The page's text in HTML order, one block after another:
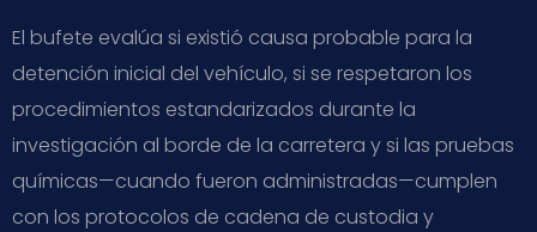
El bufete evalúa si existió causa probable para la
detención inicial del vehículo, si se respetaron los
procedimientos estandarizados durante la
investigación al borde de la carretera y si las pruebas
químicas—cuando fueron administradas—cumplen
con los protocolos de cadena de custodia y